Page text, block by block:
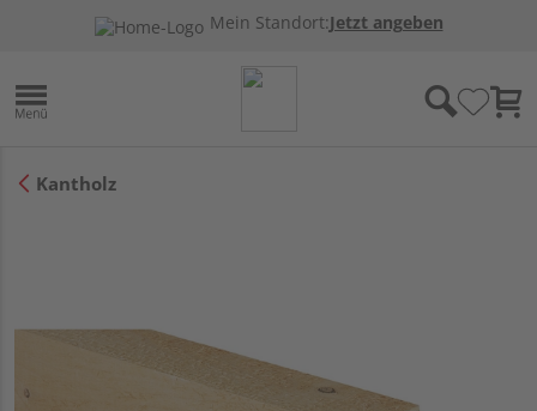
Mein Standort:Jetzt angeben
Kantholz